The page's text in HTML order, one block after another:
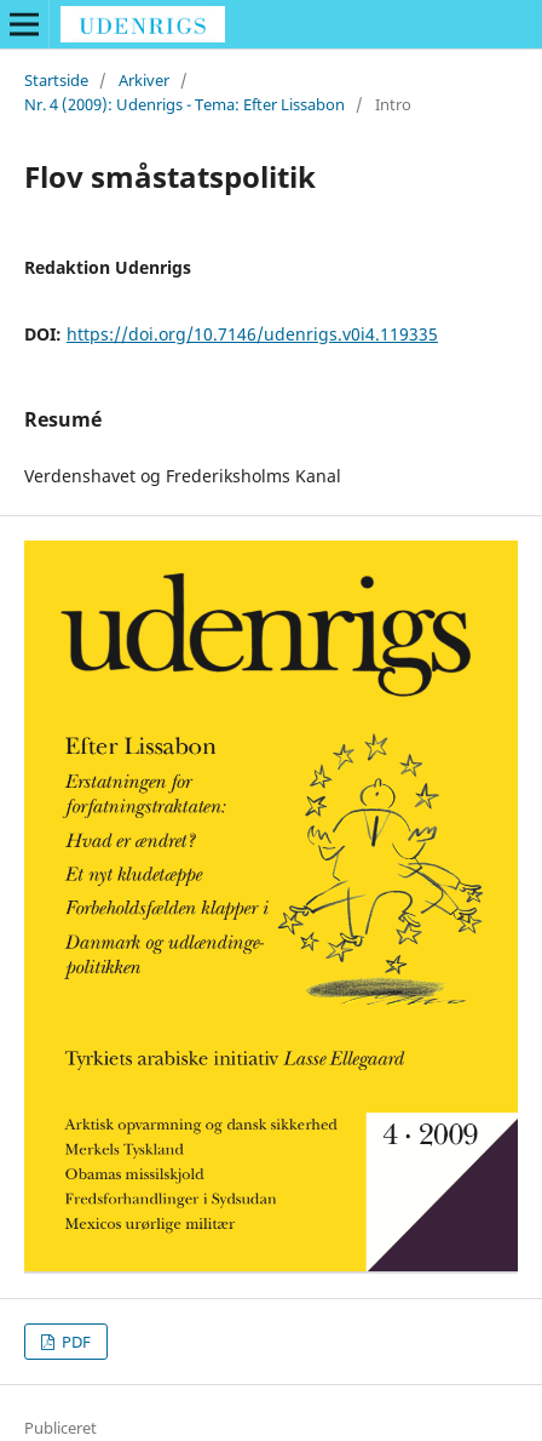
Startside / Arkiver /
Nr. 4 (2009): Udenrigs - Tema: Efter Lissabon
/ Intro
Flov småstatspolitik
Redaktion Udenrigs
DOI: https://doi.org/10.7146/udenrigs.v0i4.119335
Resumé
Verdenshavet og Frederiksholms Kanal
PDF
Publiceret